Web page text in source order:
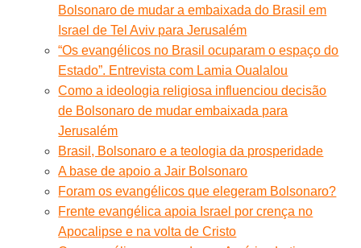
Bolsonaro de mudar a embaixada do Brasil em
Israel de Tel Aviv para Jerusalém
“Os evangélicos no Brasil ocuparam o espaço do
Estado”. Entrevista com Lamia Oualalou
Como a ideologia religiosa influenciou decisão
de Bolsonaro de mudar embaixada para
Jerusalém
Brasil, Bolsonaro e a teologia da prosperidade
A base de apoio a Jair Bolsonaro
Foram os evangélicos que elegeram Bolsonaro?
Frente evangélica apoia Israel por crença no
Apocalipse e na volta de Cristo